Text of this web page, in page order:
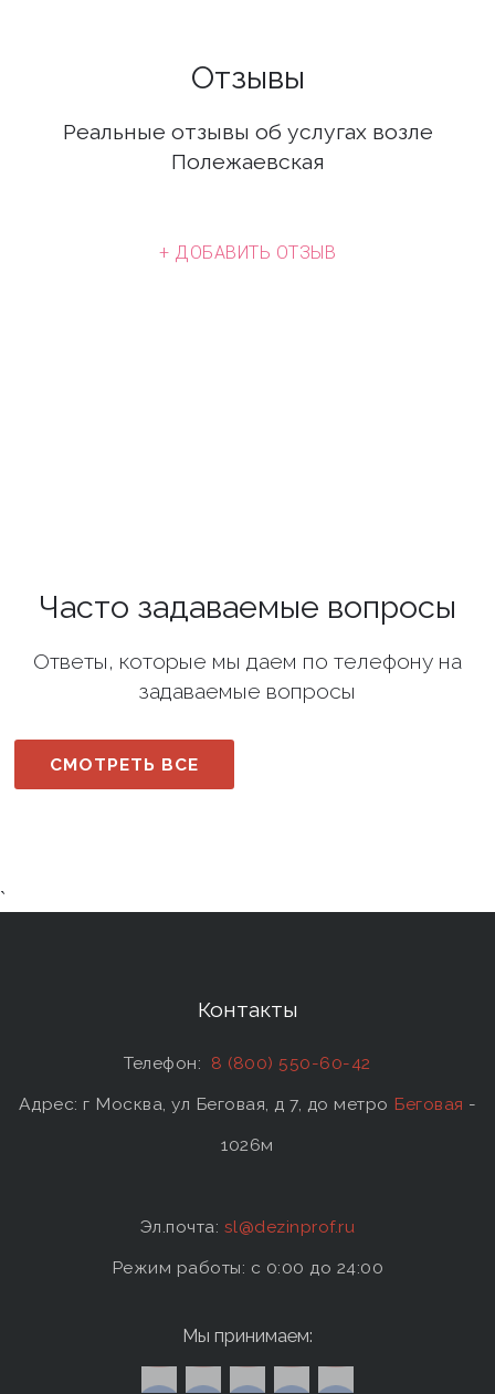
Отзывы
Реальные отзывы об услугах возле
Полежаевская
+ ДОБАВИТЬ ОТЗЫВ
Часто задаваемые вопросы
Ответы, которые мы даем по телефону на
задаваемые вопросы
СМОТРЕТЬ ВСЕ
`
Контакты
Телефон: 8 (800) 550-60-42
Адрес: г Москва, ул Беговая, д 7, до метро Беговая -
1026м
Эл.почта: sl@dezinprof.ru
Режим работы: c 0:00 до 24:00
Мы принимаем: